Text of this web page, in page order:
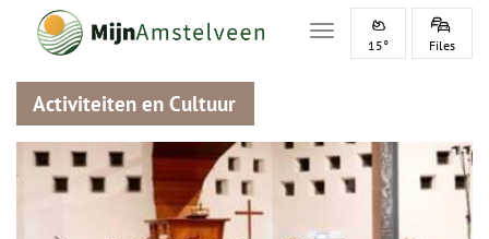
Toggle navigation
15° Files
Activiteiten en Cultuur